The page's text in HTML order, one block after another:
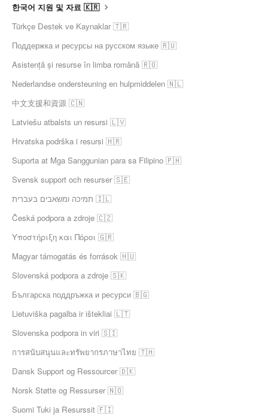
한국어 지원 및 자료 🇰🇷
Türkçe Destek ve Kaynaklar 🇹🇷
Поддержка и ресурсы на русском языке 🇷🇺
Asistență și resurse în limba română 🇷🇴
Nederlandse ondersteuning en hulpmiddelen 🇳🇱
中文支援和資源 🇨🇳
Latviešu atbalsts un resursi 🇱🇻
Hrvatska podrška i resursi 🇭🇷
Suporta at Mga Sanggunian para sa Filipino 🇵🇭
Svensk support och resurser 🇸🇪
תמיכה ומשאבים בעברית 🇮🇱
Česká podpora a zdroje 🇨🇿
Υποστήριξη και Πόροι 🇬🇷
Magyar támogatás és források 🇭🇺
Slovenská podpora a zdroje 🇸🇰
Българска поддръжка и ресурси 🇧🇬
Lietuviška pagalba ir ištekliai 🇱🇹
Slovenska podpora in viri 🇸🇮
การสนับสนุนและทรัพยากรภาษาไทย 🇹🇭
Dansk Support og Ressourcer 🇩🇰
Norsk Støtte og Ressurser 🇳🇴
Suomi Tuki ja Resurssit 🇫🇮